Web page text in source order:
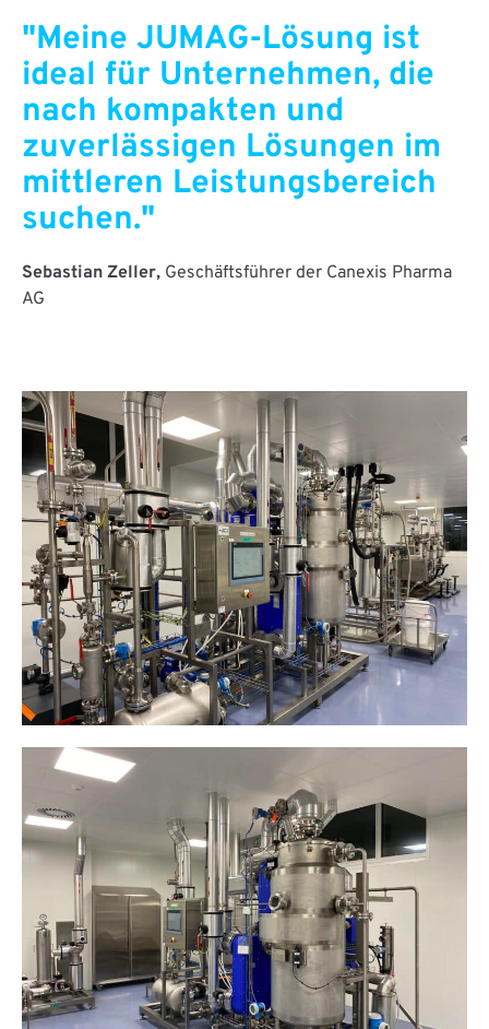
"Meine JUMAG-Lösung ist
ideal für Unternehmen, die
nach kompakten und
zuverlässigen Lösungen im
mittleren Leistungsbereich
suchen."
Sebastian Zeller, Geschäftsführer der Canexis Pharma
AG